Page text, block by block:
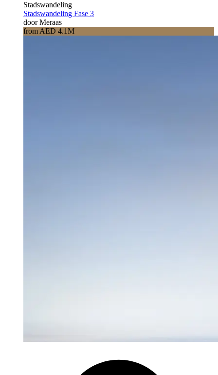
Stadswandeling
Stadswandeling Fase 3
door Meraas
from AED 4.1M